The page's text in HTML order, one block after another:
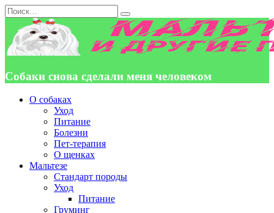
Перейти
к
содержанию
Search
for:
Собаки снова сделали меня человеком
О собаках
Уход
Питание
Болезни
Пет-терапия
О щенках
Мальтезе
Стандарт породы
Уход
Питание
Груминг